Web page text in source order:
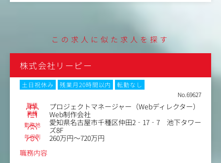
クだけでなく、地域貢献性の高い事業にも取り組むチャン
スがあります。
有給制度」というユニークな休暇制度も導入しています
この求人に似た求人を探す
株式会社リーピー
土日祝休み 残業月20時間以内
転勤なし
No.69627
職種 プロジェクトマネージャー（Webディレクター）
業種 Web制作会社
勤務地
愛知県名古屋市千種区仲田2‐17‐7 池下タワー
ズ8F
年収例
260万円～720万円
職務内容